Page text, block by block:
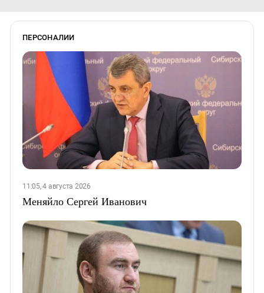
ПЕРСОНАЛИИ
11:05, 4 августа 2026
Меняйло Сергей Иванович